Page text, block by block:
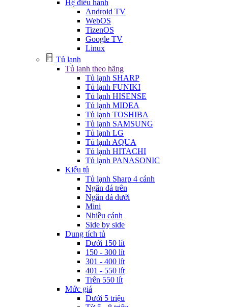
Hệ điều hành
Android TV
WebOS
TizenOS
Google TV
Linux
Tủ lạnh
Tủ lạnh theo hãng
Tủ lạnh SHARP
Tủ lạnh FUNIKI
Tủ lạnh HISENSE
Tủ lạnh MIDEA
Tủ lạnh TOSHIBA
Tủ lạnh SAMSUNG
Tủ lạnh LG
Tủ lạnh AQUA
Tủ lạnh HITACHI
Tủ lạnh PANASONIC
Kiểu tủ
Tủ lạnh Sharp 4 cánh
Ngăn đá trên
Ngăn đá dưới
Mini
Nhiều cánh
Side by side
Dung tích tủ
Dưới 150 lít
150 - 300 lít
301 - 400 lít
401 - 550 lít
Trên 550 lít
Mức giá
Dưới 5 triệu